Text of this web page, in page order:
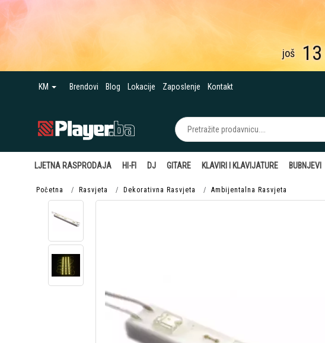
još 13
KM Brendovi Blog Lokacije Zaposlenje Kontakt
LJETNA RASPRODAJA HI-FI DJ GITARE KLAVIRI I KLAVIJATURE BUBNJEVI
Početna Rasvjeta Dekorativna Rasvjeta Ambijentalna Rasvjeta